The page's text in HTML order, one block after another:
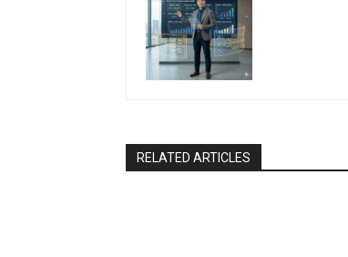
RELATED ARTICLES